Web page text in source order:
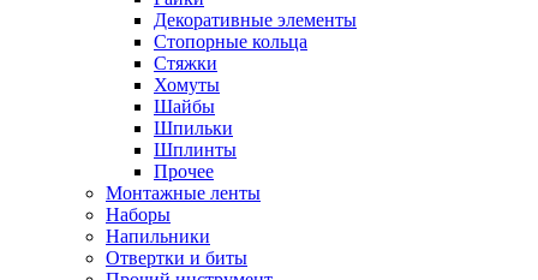
Декоративные элементы
Стопорные кольца
Стяжки
Хомуты
Шайбы
Шпильки
Шплинты
Прочее
Монтажные ленты
Наборы
Напильники
Отвертки и биты